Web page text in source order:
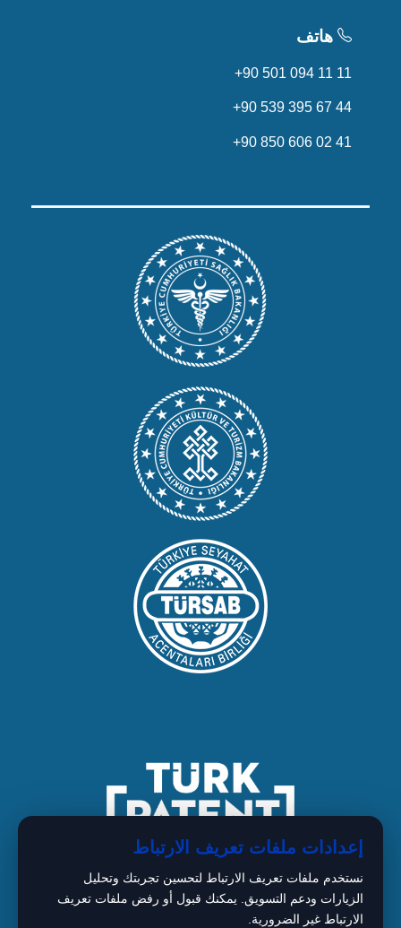
هاتف
+90 501 094 11 11
+90 539 395 67 44
+90 850 606 02 41
إعدادات ملفات تعريف الارتباط
نستخدم ملفات تعريف الارتباط لتحسين تجربتك وتحليل
الزيارات ودعم التسويق. يمكنك قبول أو رفض ملفات تعريف
الارتباط غير الضرورية.